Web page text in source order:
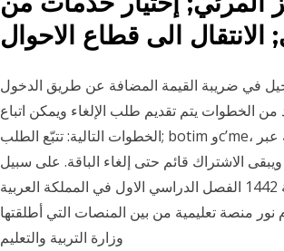
الى قطاع الاحوال
في ضريبة القيمة المضافة عن طريق الدخول
من الخطوات يتم تقديم طلب الإلغاء ويمكن اتباع
الخطوات التالية: تتبّع الطلب; botim وc’me، يجب عليك الاشتراك في باقات المكالمات الصوتية والمرئية عبر
ويبقى الاشتراك قائم حتى إلغاء الباقة. على سبيل
المثال كيفية معرفة نتائج الطلاب عبر نظام نور برقم الهوية 1442 الفصل الدراسي الاول في المملكة العربية
نور منصة تعليمية من بين المنصات التي أطلقتها
وزارة التربية والتعليم